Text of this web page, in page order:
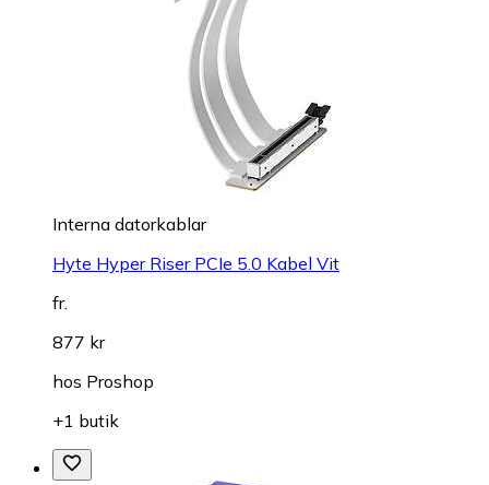
Interna datorkablar
Hyte Hyper Riser PCIe 5.0 Kabel Vit
fr.
877 kr
hos Proshop
+1 butik